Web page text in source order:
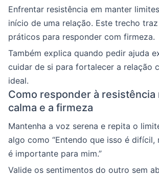
Enfrentar resistência em manter
início de uma relação. Este trecho
práticos para responder com firmeza.
Também explica quando pedir ajuda
cuidar de si para fortalecer a relação
ideal.
Como responder à resistência
calma e a firmeza
Mantenha a voz serena e repita o
algo como “Entendo que isso é difícil,
é importante para mim.”
Valide os sentimentos do outro sem